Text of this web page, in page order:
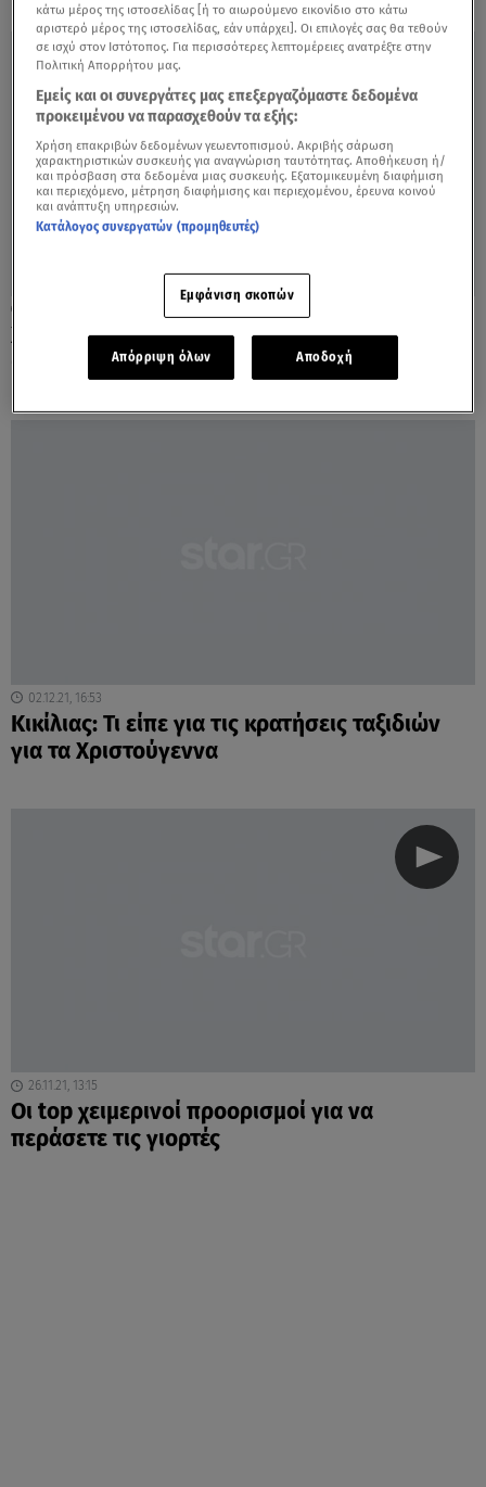
Χριστούγεννα και Πρωτοχρονιά στο βουνό
- Μαγικοί χειμερινοί προορισμοί
02.12.21, 16:53
Κικίλιας: Τι είπε για τις κρατήσεις ταξιδιών
για τα Χριστούγεννα
26.11.21, 13:15
Oι top χειμερινοί προορισμοί για να
περάσετε τις γιορτές
κάτω μέρος της ιστοσελίδας [ή το αιωρούμενο εικονίδιο στο κάτω
αριστερό μέρος της ιστοσελίδας, εάν υπάρχει]. Οι επιλογές σας θα τεθούν
σε ισχύ στον Ιστότοπος. Για περισσότερες λεπτομέρειες ανατρέξτε στην
Πολιτική Απορρήτου μας.
Εμείς και οι συνεργάτες μας επεξεργαζόμαστε δεδομένα
προκειμένου να παρασχεθούν τα εξής:
Χρήση επακριβών δεδομένων γεωεντοπισμού. Ακριβής σάρωση
χαρακτηριστικών συσκευής για αναγνώριση ταυτότητας. Αποθήκευση ή/
και πρόσβαση στα δεδομένα μιας συσκευής. Εξατομικευμένη διαφήμιση
και περιεχόμενο, μέτρηση διαφήμισης και περιεχομένου, έρευνα κοινού
και ανάπτυξη υπηρεσιών.
Κατάλογος συνεργατών (προμηθευτές)
Εμφάνιση σκοπών
Απόρριψη όλων Αποδοχή